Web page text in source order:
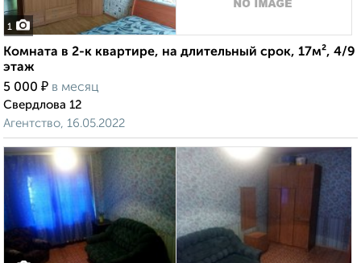
1
Комната в 2-к квартире, на длительный срок, 17м², 4/9
этаж
5 000 ₽ в месяц
Свердлова 12
Агентство, 16.05.2022